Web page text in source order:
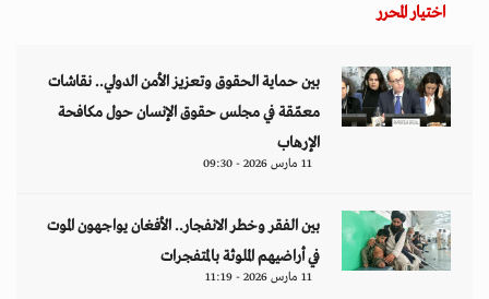
اختيار المحرر
بين حماية الحقوق وتعزيز الأمن الدولي.. نقاشات
معمّقة في مجلس حقوق الإنسان حول مكافحة
الإرهاب
11 مارس 2026 - 09:30
بين الفقر وخطر الانفجار.. الأفغان يواجهون الموت
في أراضيهم الملوثة بالمتفجرات
11 مارس 2026 - 11:19